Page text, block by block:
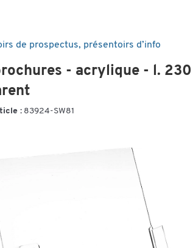
de prospectus, présentoirs d’info
- acrylique - l.
: 83924-SW81